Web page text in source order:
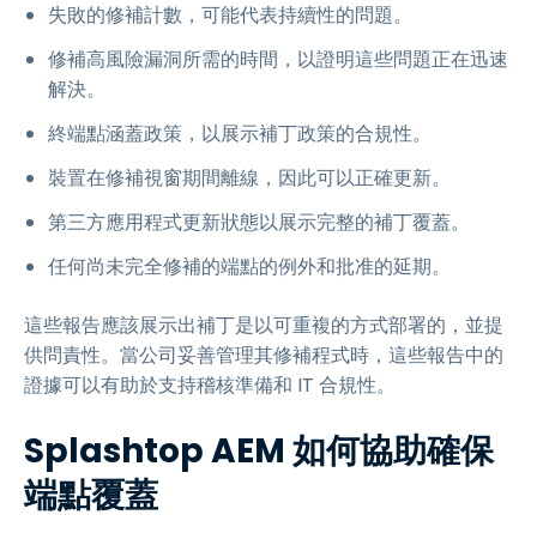
失敗的修補計數，可能代表持續性的問題。
修補高風險漏洞所需的時間，以證明這些問題正在迅速
解決。
終端點涵蓋政策，以展示補丁政策的合規性。
裝置在修補視窗期間離線，因此可以正確更新。
第三方應用程式更新狀態以展示完整的補丁覆蓋。
任何尚未完全修補的端點的例外和批准的延期。
這些報告應該展示出補丁是以可重複的方式部署的，並提
供問責性。當公司妥善管理其修補程式時，這些報告中的
證據可以有助於支持稽核準備和 IT 合規性。
Splashtop AEM 如何協助確保
端點覆蓋